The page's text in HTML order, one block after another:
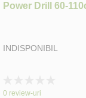
Power Drill 60-
INDISPONIBIL
0%
0 review-uri